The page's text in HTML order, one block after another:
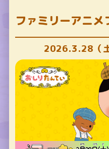
ファミリーアニ
2026.3.28（